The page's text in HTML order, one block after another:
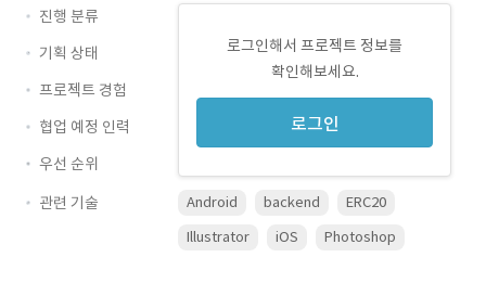
로그인해서 프로젝트 정보를
확인해보세요.
로그인
진행 분류
기획 상태
프로젝트 경험
협업 예정 인력
우선 순위
관련 기술
Android backend
ERC20
Illustrator
iOS Photoshop